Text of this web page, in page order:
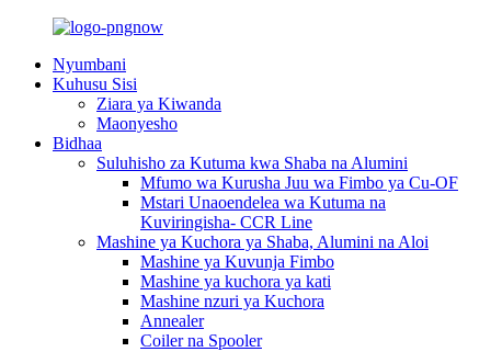
Nyumbani
Kuhusu Sisi
Ziara ya Kiwanda
Maonyesho
Bidhaa
Suluhisho za Kutuma kwa Shaba na Alumini
Mfumo wa Kurusha Juu wa Fimbo ya Cu-OF
Mstari Unaoendelea wa Kutuma na
Kuviringisha- CCR Line
Mashine ya Kuchora ya Shaba, Alumini na Aloi
Mashine ya Kuvunja Fimbo
Mashine ya kuchora ya kati
Mashine nzuri ya Kuchora
Annealer
Coiler na Spooler